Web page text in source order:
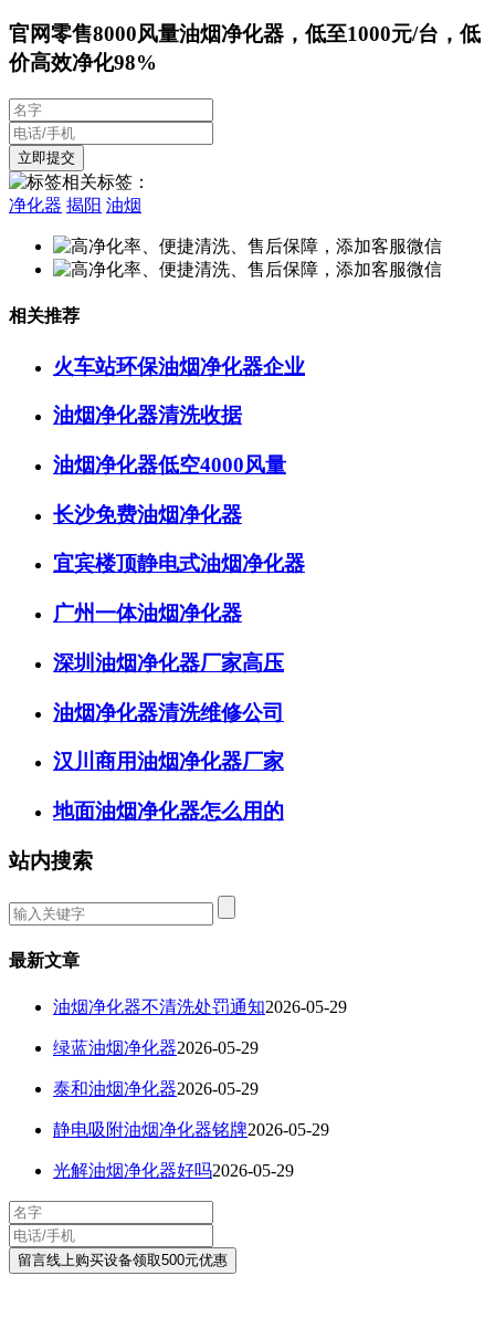
官网零售8000风量油烟净化器，低至1000元/台，低
价高效净化98%
相关标签：
净化器 揭阳 油烟
相关推荐
火车站环保油烟净化器企业
油烟净化器清洗收据
油烟净化器低空4000风量
长沙免费油烟净化器
宜宾楼顶静电式油烟净化器
广州一体油烟净化器
深圳油烟净化器厂家高压
油烟净化器清洗维修公司
汉川商用油烟净化器厂家
地面油烟净化器怎么用的
站内搜索
最新文章
油烟净化器不清洗处罚通知2026-05-29
绿蓝油烟净化器2026-05-29
泰和油烟净化器2026-05-29
静电吸附油烟净化器铭牌2026-05-29
光解油烟净化器好吗2026-05-29